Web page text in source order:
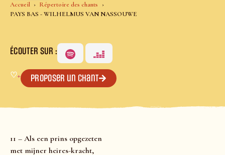
Accueil
Répertoire des chants
PAYS BAS - WILHELMUS VAN NASSOUWE
ÉCOUTER SUR :
♡+ Proposer un chant
11 – Als een prins opgezeten
met mijner heires-kracht,